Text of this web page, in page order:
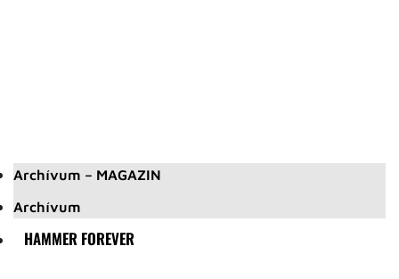
Archívum – MAGAZIN
Archívum
HAMMER FOREVER